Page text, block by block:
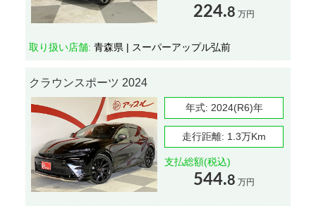
224.8 万円
取り扱い店舗: 青森県 | スーパーアップル弘前
クラウンスポーツ 2024
年式: 2024(R6)年
走行距離: 1.3万Km
支払総額(税込)
544.8 万円